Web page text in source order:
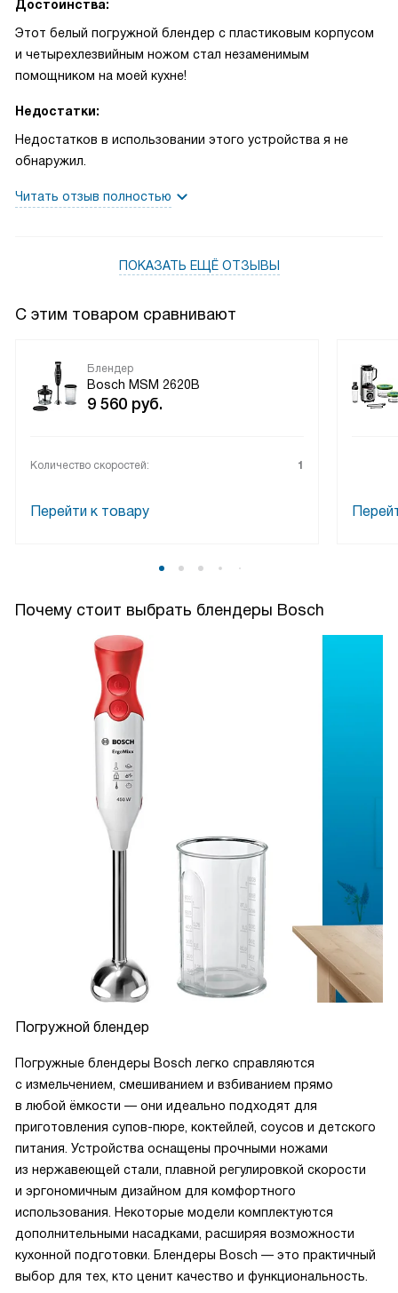
Достоинства:
Этот белый погружной блендер с пластиковым корпусом
и четырехлезвийным ножом стал незаменимым
помощником на моей кухне!
Недостатки:
Недостатков в использовании этого устройства я не
обнаружил.
Читать отзыв полностью
ПОКАЗАТЬ ЕЩЁ ОТЗЫВЫ
С этим товаром сравнивают
Блендер
Bosch MSM 2620B
9 560 руб.
Количество скоростей: 1
Перейти к товару
Почему стоит выбрать блендеры Bosch
Погружной блендер
Погружные блендеры Bosch легко справляются
с измельчением, смешиванием и взбиванием прямо
в любой ёмкости — они идеально подходят для
приготовления супов-пюре, коктейлей, соусов и детского
питания. Устройства оснащены прочными ножами
из нержавеющей стали, плавной регулировкой скорости
и эргономичным дизайном для комфортного
использования. Некоторые модели комплектуются
дополнительными насадками, расширяя возможности
кухонной подготовки. Блендеры Bosch — это практичный
выбор для тех, кто ценит качество и функциональность.